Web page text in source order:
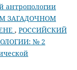
антропологии
ЗАГАДОЧНОМ
, РОССИЙСКИЙ
№ 2